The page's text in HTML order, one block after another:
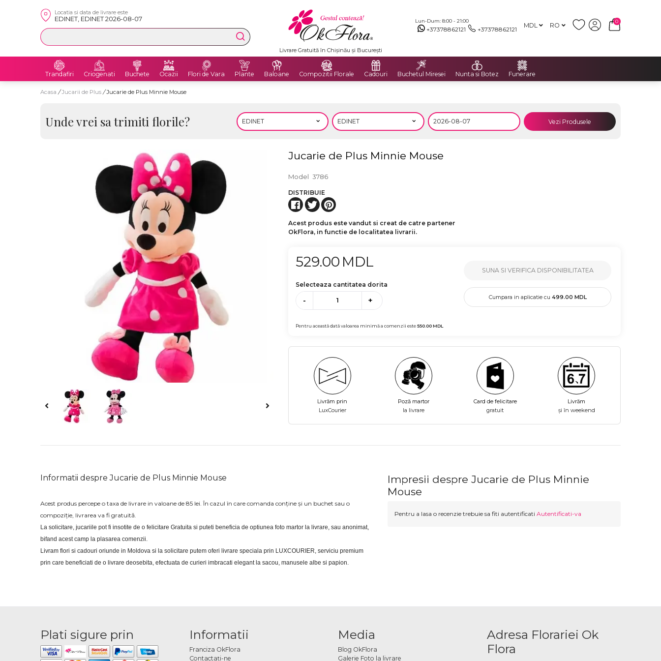
Locatia si data de livrare este
EDINET, EDINET 2026-08-07 Lun-Dum: 8:00 - 21:00
+37378862121 +37378862121 MDL RO
0
Livrare Gratuită în Chișinău și București
Trandafiri Criogenati Buchete Ocazii Flori de Vara Plante Baloane Compozitii Florale Cadouri Buchetul Miresei Nunta si Botez Funerare
Acasa / Jucarii de Plus / Jucarie de Plus Minnie Mouse
Unde vrei sa trimiti florile? Vezi Produsele
Jucarie de Plus Minnie Mouse
Model 3786
DISTRIBUIE
Acest produs este vandut si creat de catre partener
OkFlora, in functie de localitatea livrarii.
529.00 MDL
Selecteaza cantitatea dorita
- +
Pentru această dată valoarea minimă a comenzii este550.00MDL
SUNA SI VERIFICA DISPONIBILITATEA
Cumpara in aplicatie cu 499.00 MDL
Livrăm prin
LuxCourier
Poză martor
la livrare
Card de felicitare
gratuit
Livrăm
și în weekend
Informatii despre Jucarie de Plus Minnie Mouse
Acest produs percepe o taxa de livrare in valoane de 85 lei. În cazul în care comanda conține și un buchet sau o
compoziție, livrarea va fi gratuită.
La solicitare, jucariile pot fi insotite de o felicitare Gratuita si puteti beneficia de optiunea foto martor la livrare, sau anonimat,
bifand acest camp la plasarea comenzii.
Livram flori si cadouri oriunde in Moldova si la solicitare putem oferi livrare speciala prin LUXCOURIER, serviciu premium
prin care beneficiati de o livrare deosebita, efectuata de curieri imbracati elegant la sacou, manusele albe si papion.
Impresii despre Jucarie de Plus Minnie
Mouse
Pentru a lasa o recenzie trebuie sa fiti autentificati Autentificati-va
Plati sigure prin Informatii
Franciza OkFlora
Contactaţi-ne
Media
Blog OkFlora
Galerie Foto la livrare
Adresa Florariei Ok
Flora